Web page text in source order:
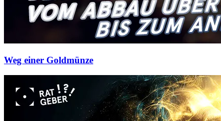
Weg einer Goldmünze